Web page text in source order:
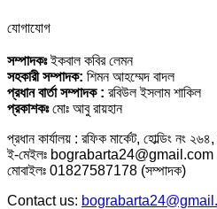
যোগাযোগ
সম্পাদকঃইকবাল কবির লেমন
সহকারী সম্পাদক: শিমন আহম্মেদ বাদল
প্রধান বার্তা সম্পাদক : রবিউল ইসলাম শাকিল
প্রকাশকঃমোঃ আবু রায়হান
প্রধান কার্যালয় : রফিক মার্কেট, হোল্ডিং নং
ই-মেইলঃ bograbarta24@gmail.com
মোবাইলঃ 01827587178 (সম্পাদক)
Contact us: